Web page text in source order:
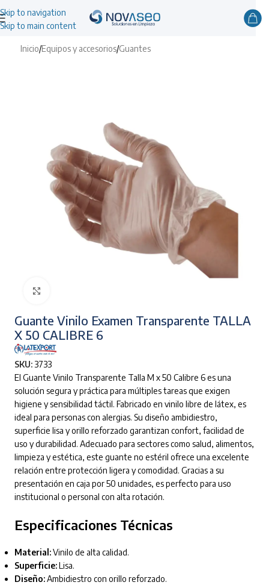
Skip to navigation
Skip to main content
Inicio/Equipos y accesorios/Guantes
Guante Vinilo Examen Transparente TALLA
X 50 CALIBRE 6
SKU: 3733
El Guante Vinilo Transparente Talla M x 50 Calibre 6 es una
solución segura y práctica para múltiples tareas que exigen
higiene y sensibilidad táctil. Fabricado en vinilo libre de látex, es
ideal para personas con alergias. Su diseño ambidiestro,
superficie lisa y orillo reforzado garantizan confort, facilidad de
uso y durabilidad. Adecuado para sectores como salud, alimentos,
limpieza y estética, este guante no estéril ofrece una excelente
relación entre protección ligera y comodidad. Gracias a su
presentación en caja por 50 unidades, es perfecto para uso
institucional o personal con alta rotación.
Especificaciones Técnicas
Material:Vinilo de alta calidad.
Superficie:Lisa.
Diseño:Ambidiestro con orillo reforzado.